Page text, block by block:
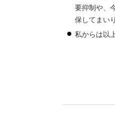
要抑制や、
保してまい
私からは以